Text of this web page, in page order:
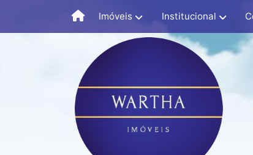
Imóveis Institucional